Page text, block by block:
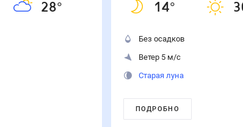
28° 14°
Без осадков
Ветер 5 м/с
Старая луна
ПОДРОБНО